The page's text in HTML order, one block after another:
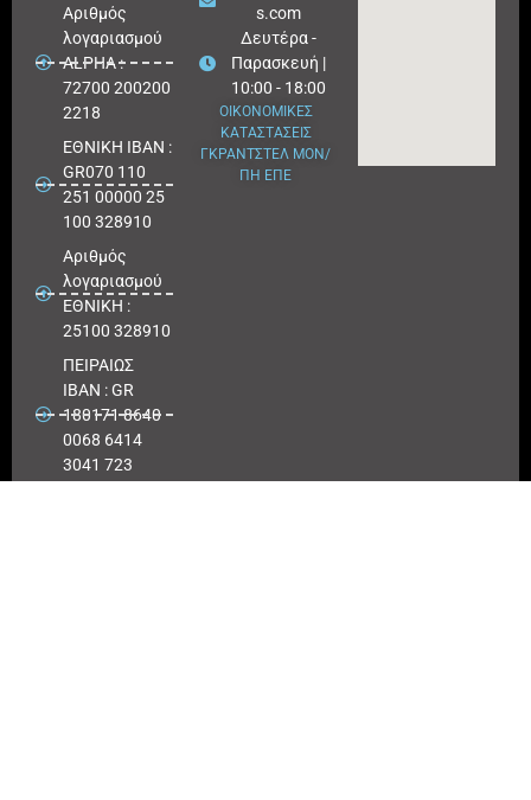
Aριθμός
λογαριασμού
ALPHA :
72700 200200
2218
ΕΘΝΙΚΗ ΙΒΑΝ :
GR070 110
251 00000 25
100 328910
Αριθμός
λογαριασμού
ΕΘΝΙΚΗ :
25100 328910
ΠΕΙΡΑΙΩΣ
IBAN : GR
180171 8640
0068 6414
3041 723
s.com
Δευτέρα -
Παρασκευή |
10:00 - 18:00
ΟΙΚΟΝΟΜΙΚΕΣ
ΚΑΤΑΣΤΑΣΕΙΣ
ΓΚΡΑΝΤΣΤΕΛ ΜΟΝ/
ΠΗ ΕΠΕ